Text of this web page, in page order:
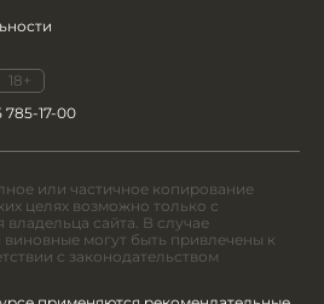
18+
785-17-00
или частичное копирование
целях возможно только с
сайта. В случае
могут быть привлечены к
с законодательством